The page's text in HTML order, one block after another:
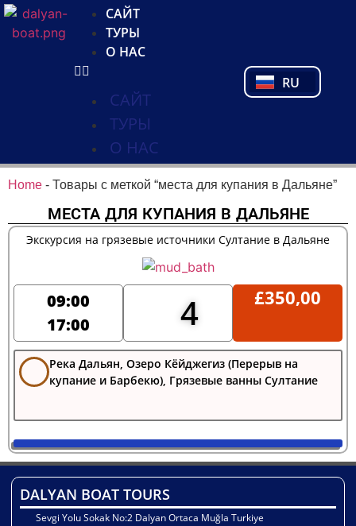
САЙТ
ТУРЫ
О НАС
САЙТ
ТУРЫ
О НАС
RU
PT
TR
Home - Товары с меткой “места для купания в Дальяне”
МЕСТА ДЛЯ КУПАНИЯ В ДАЛЬЯНЕ
Экскурсия на грязевые источники Султание в Дальяне
09:00
17:00
4 £350,00
Река Дальян, Озеро Кёйджегиз (Перерыв на
купание и Барбекю), Грязевые ванны Султание
DALYAN BOAT TOURS
Sevgi Yolu Sokak No:2 Dalyan Ortaca Muğla Turkiye